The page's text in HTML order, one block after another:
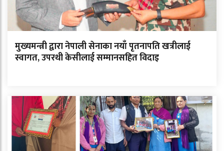
मुख्यमन्त्री द्वारा नेपाली सेनाका नयाँ पृतनापति खत्रीलाई
स्वागत, उपरथी केसीलाई सम्मानसहित विदाइ